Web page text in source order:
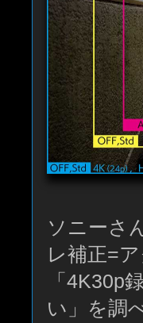
ソニーさ
レ補正=
「4K30p
い」を調